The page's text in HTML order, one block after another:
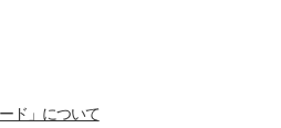
ド」について